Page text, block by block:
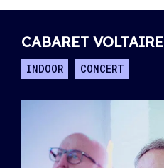
CABARET VOLTAIRE
INDOOR CONCERT